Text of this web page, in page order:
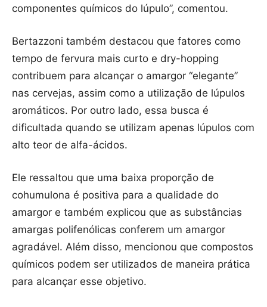
componentes químicos do lúpulo”, comentou.
Bertazzoni também destacou que fatores como
tempo de fervura mais curto e dry-hopping
contribuem para alcançar o amargor “elegante”
nas cervejas, assim como a utilização de lúpulos
aromáticos. Por outro lado, essa busca é
dificultada quando se utilizam apenas lúpulos com
alto teor de alfa-ácidos.
Ele ressaltou que uma baixa proporção de
cohumulona é positiva para a qualidade do
amargor e também explicou que as substâncias
amargas polifenólicas conferem um amargor
agradável. Além disso, mencionou que compostos
químicos podem ser utilizados de maneira prática
para alcançar esse objetivo.